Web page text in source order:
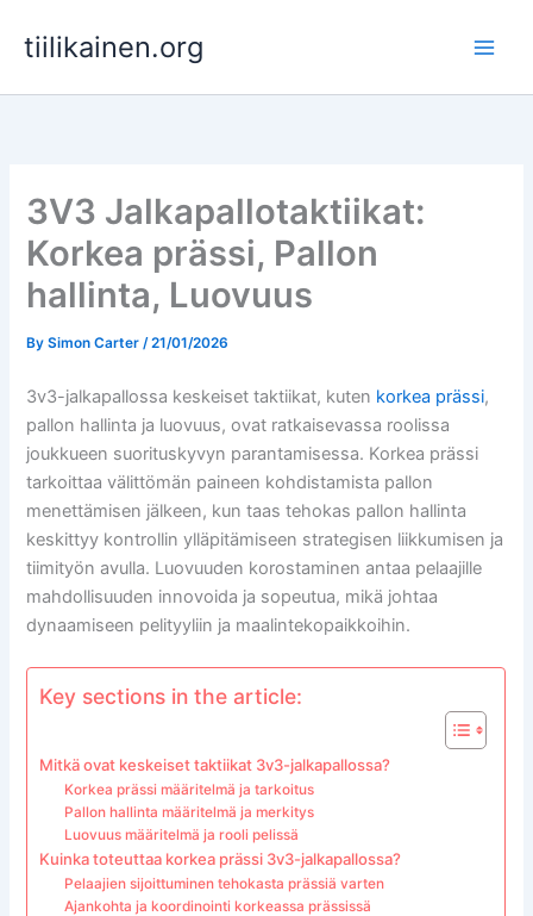
tiilikainen.org
3V3 Jalkapallotaktiikat:
Korkea prässi, Pallon
hallinta, Luovuus
BySimon Carter/21/01/2026
3v3-jalkapallossa keskeiset taktiikat, kuten korkea prässi,
pallon hallinta ja luovuus, ovat ratkaisevassa roolissa
joukkueen suorituskyvyn parantamisessa. Korkea prässi
tarkoittaa välittömän paineen kohdistamista pallon
menettämisen jälkeen, kun taas tehokas pallon hallinta
keskittyy kontrollin ylläpitämiseen strategisen liikkumisen ja
tiimityön avulla. Luovuuden korostaminen antaa pelaajille
mahdollisuuden innovoida ja sopeutua, mikä johtaa
dynaamiseen pelityyliin ja maalintekopaikkoihin.
Key sections in the article:
Mitkä ovat keskeiset taktiikat 3v3-jalkapallossa?
Korkea prässi määritelmä ja tarkoitus
Pallon hallinta määritelmä ja merkitys
Luovuus määritelmä ja rooli pelissä
Kuinka toteuttaa korkea prässi 3v3-jalkapallossa?
Pelaajien sijoittuminen tehokasta prässiä varten
Ajankohta ja koordinointi korkeassa prässissä